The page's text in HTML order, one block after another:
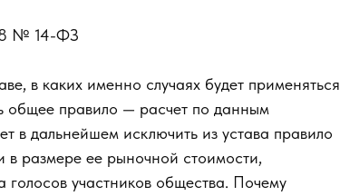
№ 14-ФЗ
в каких именно случаях будет применяться
общее правило — расчет по данным
в дальнейшем исключить из устава правило
в размере ее рыночной стоимости,
голосов участников общества. Почему